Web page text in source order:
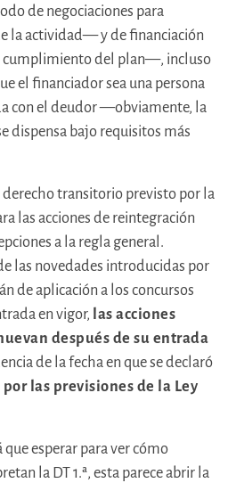
de negociaciones para
la actividad— y de financiación
cumplimiento del plan—, incluso
el financiador sea una persona
con el deudor —obviamente, la
dispensa bajo requisitos más
transitorio previsto por la
las acciones de reintegración
a la regla general.
las novedades introducidas por
de aplicación a los concursos
en vigor, las acciones
después de su entrada
de la fecha en que se declaró
las previsiones de la Ley
esperar para ver cómo
la DT 1.ª, esta parece abrir la